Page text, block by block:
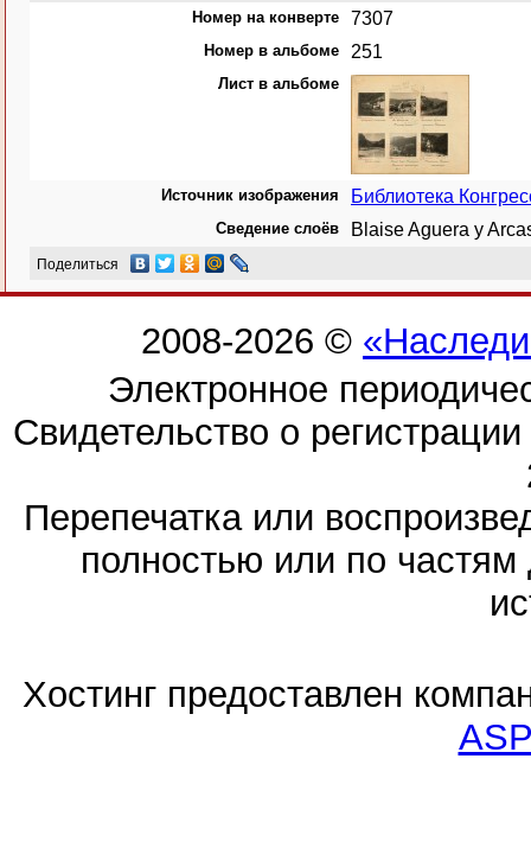
Номер на конверте 7307
Номер в альбоме 251
Лист в альбоме
Источник изображения Библиотека
Сведение слоёв Blaise Aguera y
Поделиться
2008-2026 ©
Электронное
Свидетельство о
Перепечатка или
полностью или по частям
Хостинг предоставлен